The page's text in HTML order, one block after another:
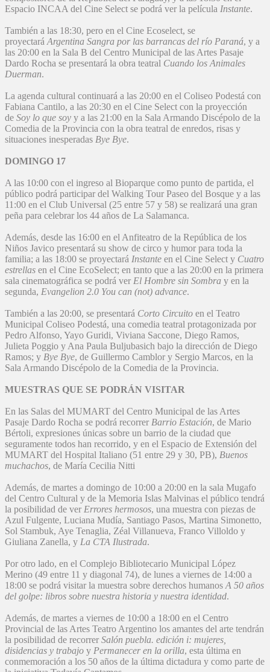
Espacio INCAA del Cine Select se podrá ver la película Instante.
También a las 18:30, pero en el Cine Ecoselect, se
proyectará Argentina Sangra por las barrancas del río Paraná, y a
las 20:00 en la Sala B del Centro Municipal de las Artes Pasaje
Dardo Rocha se presentará la obra teatral Cuando los Animales
Duerman.
La agenda cultural continuará a las 20:00 en el Coliseo Podestá con
Fabiana Cantilo, a las 20:30 en el Cine Select con la proyección
de Soy lo que soy y a las 21:00 en la Sala Armando Discépolo de la
Comedia de la Provincia con la obra teatral de enredos, risas y
situaciones inesperadas Bye Bye.
DOMINGO 17
A las 10:00 con el ingreso al Bioparque como punto de partida, el
público podrá participar del Walking Tour Paseo del Bosque y a las
11:00 en el Club Universal (25 entre 57 y 58) se realizará una gran
peña para celebrar los 44 años de La Salamanca.
Además, desde las 16:00 en el Anfiteatro de la República de los
Niños Javico presentará su show de circo y humor para toda la
familia; a las 18:00 se proyectará Instante en el Cine Select y Cuatro
estrellas en el Cine EcoSelect; en tanto que a las 20:00 en la primera
sala cinematográfica se podrá ver El Hombre sin Sombra y en la
segunda, Evangelion 2.0 You can (not) advance.
También a las 20:00, se presentará Corto Circuito en el Teatro
Municipal Coliseo Podestá, una comedia teatral protagonizada por
Pedro Alfonso, Yayo Guridi, Viviana Saccone, Diego Ramos,
Julieta Poggio y Ana Paula Buljubasich bajo la dirección de Diego
Ramos; y Bye Bye, de Guillermo Camblor y Sergio Marcos, en la
Sala Armando Discépolo de la Comedia de la Provincia.
MUESTRAS QUE SE PODRÁN VISITAR
En las Salas del MUMART del Centro Municipal de las Artes
Pasaje Dardo Rocha se podrá recorrer Barrio Estación, de Mario
Bértoli, expresiones únicas sobre un barrio de la ciudad que
seguramente todos han recorrido, y en el Espacio de Extensión del
MUMART del Hospital Italiano (51 entre 29 y 30, PB), Buenos
muchachos, de María Cecilia Nitti
Además, de martes a domingo de 10:00 a 20:00 en la sala Mugafo
del Centro Cultural y de la Memoria Islas Malvinas el público tendrá
la posibilidad de ver Errores hermosos, una muestra con piezas de
Azul Fulgente, Luciana Mudía, Santiago Pasos, Martina Simonetto,
Sol Stambuk, Aye Tenaglia, Zéal Villanueva, Franco Villoldo y
Giuliana Zanella, y La CTA Ilustrada.
Por otro lado, en el Complejo Bibliotecario Municipal López
Merino (49 entre 11 y diagonal 74), de lunes a viernes de 14:00 a
18:00 se podrá visitar la muestra sobre derechos humanos A 50 años
del golpe: libros sobre nuestra historia y nuestra identidad.
Además, de martes a viernes de 10:00 a 18:00 en el Centro
Provincial de las Artes Teatro Argentino los amantes del arte tendrán
la posibilidad de recorrer Salón puebla. edición i: mujeres,
disidencias y trabajo y Permanecer en la orilla, esta última en
conmemoración a los 50 años de la última dictadura y como parte de